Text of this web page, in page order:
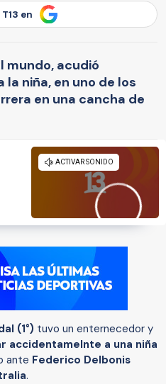
en
mundo, acudió
niña, en uno de los
en una cancha de
(1°) tuvo un enternecedor y
accidentamelnte a una niña
ante Federico Delbonis
.